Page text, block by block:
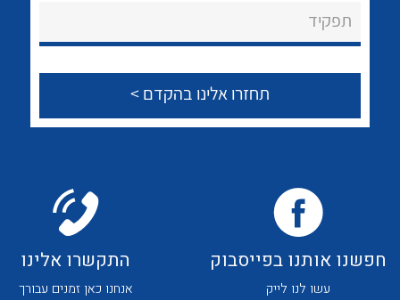
צור קשר
תפקיד
חפשנו אותנו בפייסבוק
עשו לנו לייק
התקשרו אלינו
אנחנו כאן זמנים עבורך